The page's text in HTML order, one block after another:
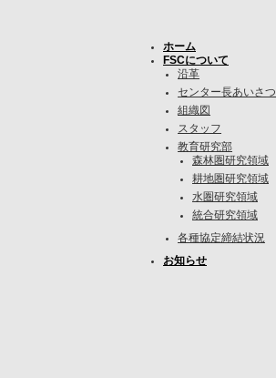
ホーム
FSCについて
沿革
センター長あいさつ
組織図
スタッフ
教育研究部
森林圏研究領域
耕地圏研究領域
水圏研究領域
統合研究領域
各種協定締結状況
お知らせ